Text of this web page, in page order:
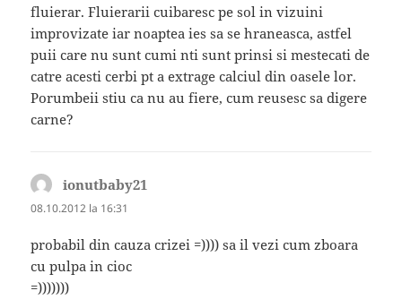
fluierar. Fluierarii cuibaresc pe sol in vizuini
improvizate iar noaptea ies sa se hraneasca, astfel
puii care nu sunt cumi nti sunt prinsi si mestecati de
catre acesti cerbi pt a extrage calciul din oasele lor.
Porumbeii stiu ca nu au fiere, cum reusesc sa digere
carne?
ionutbaby21
08.10.2012 la 16:31
probabil din cauza crizei =)))) sa il vezi cum zboara
cu pulpa in cioc
=)))))))